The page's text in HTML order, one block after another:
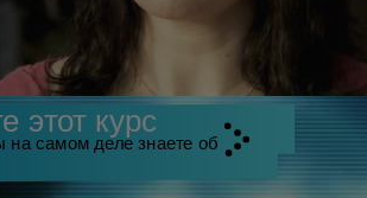
этот курс
на самом деле знаете об